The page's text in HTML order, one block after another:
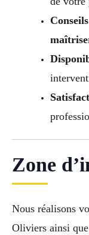
Zone
Nous réalisons
Oliviers ainsi